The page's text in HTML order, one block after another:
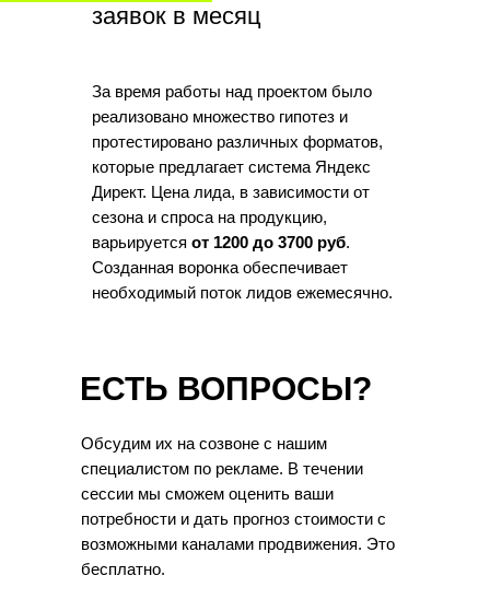
заявок в месяц
За время работы над проектом было
реализовано множество гипотез и
протестировано различных форматов,
которые предлагает система Яндекс
Директ. Цена лида, в зависимости от
сезона и спроса на продукцию,
варьируется от 1200 до 3700 руб.
Созданная воронка обеспечивает
необходимый поток лидов ежемесячно.
ЕСТЬ ВОПРОСЫ?
Обсудим их на созвоне с нашим
специалистом по рекламе. В течении
сессии мы сможем оценить ваши
потребности и дать прогноз стоимости с
возможными каналами продвижения. Это
бесплатно.